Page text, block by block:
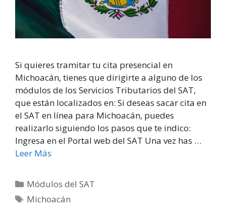
Si quieres tramitar tu cita presencial en
Michoacán, tienes que dirigirte a alguno de los
módulos de los Servicios Tributarios del SAT,
que están localizados en: Si deseas sacar cita en
el SAT en línea para Michoacán, puedes
realizarlo siguiendo los pasos que te indico:
Ingresa en el Portal web del SAT Una vez has …
Leer Más
Categorías
Módulos del SAT
Etiquetas
Michoacán